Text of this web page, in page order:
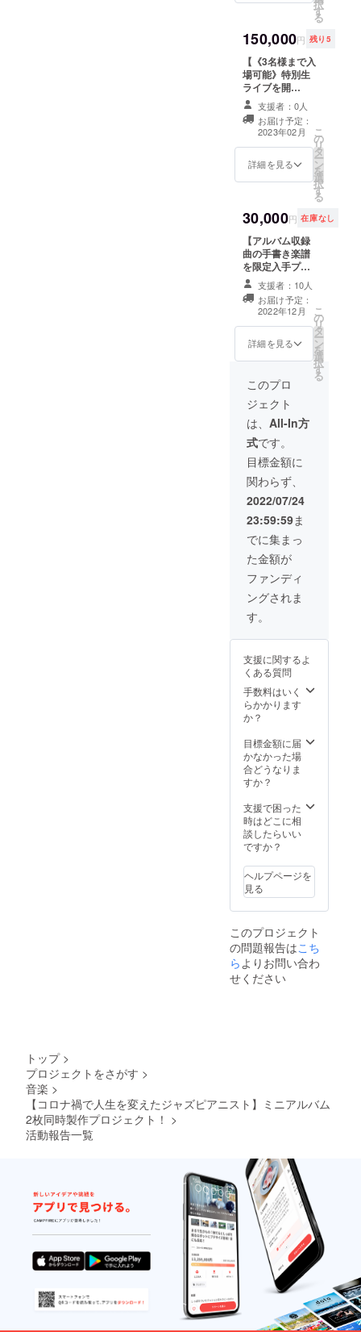
ル
とコードが記載
されたメロディ
譜、もしくはピ
アノソロ譜をお
送りします。 ■
ピアノ+ご希望の
単旋律楽器 [音
源]ピアノ伴奏
+単旋律楽器で演
送りします。 ご
希望がございま
もお送りしま
す。 [楽譜]メロ
ディとコードが
記載されたメロ
ディ譜をお送り
します。移調楽
器にも対応しま
す。 ご希望がご
ざいましたら、
お送りします。
その他、細かな
て、ご記入頂い
たメールアドレ
スよりイメージ
をお伺いいたし
ます。 楽譜は
pdf、音源はmp3
でお送りさせて
頂きます。 ※著
作権者(稲荷)は
支援者様に、以
下の項目の権利
を認めます。 ・
配信ライブでの
演奏（楽曲の再
生含む） ・動画
アップロードサ
イトへの公開 ・
イベントでの演
奏（楽曲の再生
しません。 その
他項目につきま
しては、別途ご
相談ください。
に参加して頂く
場合、別途ご相
談ください。
2）日本国内での
開催に限りま
す。 稲荷周佑本
人及び支援者様
の会場までの交
通費、宿泊費、
負担をお願いし
ます。 （後日ご
可能日は2023年
2月1日以降にな
ります。 別途ご
相談ください。
《リターン内
容》 ・特別生ラ
イブ 鑑賞チケッ
イブへご招待！
※開催はアルバム
発売後、2023年
1月頃を予定して
客での開催は予
定しておりませ
ん。 ・アルバム
[A] - Band ver. -
・アルバム[B] -
Acoustic ver. -
・手書きメッ
セージカード ・
クラウドファン
ディング限定オ
リジナルパス
ケース（非売
品） ・サイン付
き限定ポスト
カード（非売
品。はがきサイ
ズ） ・お礼メー
ル
択
す
る
150,000円 残り5
【《3名様まで入
場可能》特別生
ライブを開
催！】 日本国内
のどこでも、支
援者様との超特
別コンサートを
開催致します！
1）基本的にピア
に参加して頂く
場合、別途ご相
談ください。
2）日本国内での
開催に限りま
す。 稲荷周佑本
人及び支援者様
の会場までの交
通費、宿泊費、
負担をお願いし
ます。 （後日ご
ます。） 3）開
催可能日は2023
年2月1日以降に
なります。 別途
ご相談くださ
い。 4）支援者
様を含めて、最
大3名様までの入
場が可能です。
（お子様のご入
場はご相談くだ
さい） 《リター
ン内容》 ・特別
生ライブ 鑑賞チ
ケット（3名様ま
で） ・限定配信
ライブへご招
待！ ※開催はア
ルバム発売後、
予定しておりま
す。 有観客での
開催は予定して
おりません。 ・
アルバム[A] -
Band ver. - ・ア
ルバム[B] -
・手書きメッ
セージカード ・
限定グッズ（非
売品） ・限定ポ
売品） ・お礼
メール
支援者：0人
お届け予定：
2023年02月
詳細を見る
こ
の
リ
タ
ー
ン
を
選
択
す
る
30,000円 在庫なし
【アルバム収録
曲の手書き楽譜
を限定入手プラ
ン！】 オリジナ
ル曲の手書き楽
譜に、サインと
お名前をお入れ
してお渡ししま
す！ コピーでは
なく、1枚ずつ丁
す。 アルバム収
録曲の公開後
（2022年11月頃
予定）に、ご希
望の楽曲を『2曲
まで』お申し付
けください。
《収録予定曲》
At tranquillo
port Colosseo
you obtain the
pass Isn't yours
a shoulder to
cry on etc...
《リターン内
容》 ・アルバム
収録曲の手書き
楽譜！ ・限定配
信ライブへご招
待！ ※開催はア
ルバム発売後、
2023年1月頃を
予定しておりま
す。 有観客での
開催は予定して
おりません。 ・
Band ver. - ・ア
ルバム[B] -
Acoustic ver. -
・手書きメッ
クラウドファン
ディング限定オ
リジナルパス
ケース（非売
き限定ポスト
カード（非売
品。はがきサイ
ズ） ・お礼メー
支援者：10人
お届け予定：
2022年12月
詳細を見る
こ
の
リ
タ
ー
ン
を
選
択
す
る
このプロ
ジェクト
は、 All-In方
式です。
目標金額に
関わらず、
2022/07/24
23:59:59ま
でに集まっ
た金額が
ファンディ
ングされま
す。
支援に関するよ
くある質問
手数料はいく
らかかります
か？
目標金額に届
かなかった場
合どうなりま
すか？
支援で困った
時はどこに相
談したらいい
ですか？
ヘルプページを
見る
このプロジェクト
の問題報告はこち
ら よりお問い合わ
せください
トップ >
プロジェクトをさがす >
音楽 >
【コロナ禍で人生を変えたジャズピアニスト】ミニアルバム
2枚同時製作プロジェクト！ >
活動報告一覧